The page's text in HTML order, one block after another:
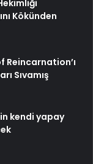
Kökünden
Reincarnation’ı
Sıvamış
kendi yapay